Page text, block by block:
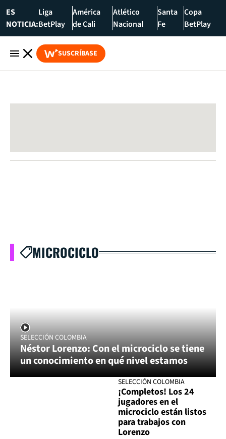
ES
NOTICIA:
Liga
BetPlay
América
de Cali
Atlético
Nacional
Santa
Fe
Copa
BetPlay
SUSCRÍBASE
MICROCICLO
SELECCIÓN COLOMBIA
Néstor Lorenzo: Con el microciclo se tiene
un conocimiento en qué nivel estamos
SELECCIÓN COLOMBIA
¡Completos! Los 24
jugadores en el
microciclo están listos
para trabajos con
Lorenzo